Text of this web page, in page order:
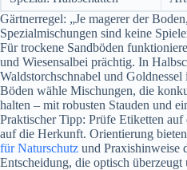
Gärtnerregel: „Je magerer der
Spezialmischungen sind keine
Für trockene Sandböden
und Wiesensalbei prächtig. In
Waldstorchschnabel und
Böden wähle Mischungen, die
halten – mit robusten Stauden und
Praktischer Tipp: Prüfe Etiketten
auf die Herkunft. Orientierung
für Naturschutz und Praxishinweise
Entscheidung, die optisch